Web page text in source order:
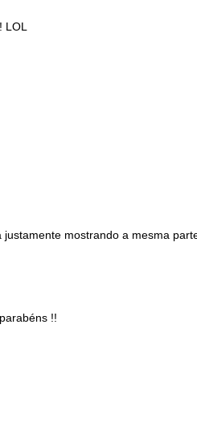
mostrando a mesma
!!